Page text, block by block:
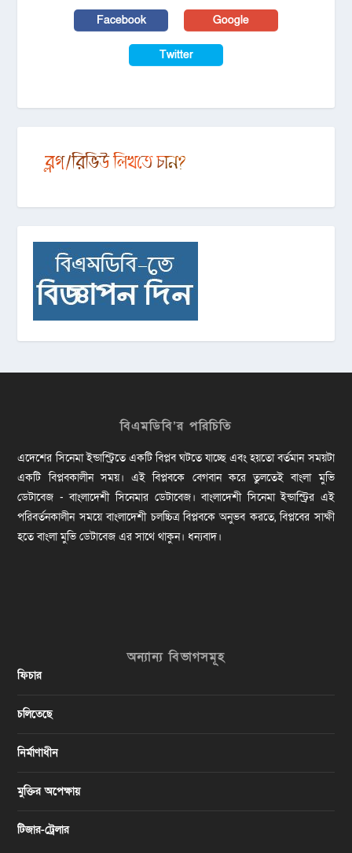
Facebook Google
Twitter
বিএমডিবি’র পরিচিতি
এদেশের সিনেমা ইন্ডাস্ট্রিতে একটি বিপ্লব ঘটতে যাচ্ছে এবং হয়তো বর্তমান সময়টা
একটি বিপ্লবকালীন সময়। এই বিপ্লবকে বেগবান করে তুলতেই বাংলা মুভি
ডেটাবেজ - বাংলাদেশী সিনেমার ডেটাবেজ। বাংলাদেশী সিনেমা ইন্ডাস্ট্রির এই
পরিবর্তনকালীন সময়ে বাংলাদেশী চলচ্চিত্র বিপ্লবকে অনুভব করতে, বিপ্লবের সাক্ষী
হতে বাংলা মুভি ডেটাবেজ এর সাথে থাকুন। ধন্যবাদ।
অন্যান্য বিভাগসমূহ
ফিচার
চলিতেছে
নির্মাণাধীন
মুক্তির অপেক্ষায়
টিজার-ট্রেলার